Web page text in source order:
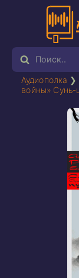
Аудиополка ❯
войны» Сунь-